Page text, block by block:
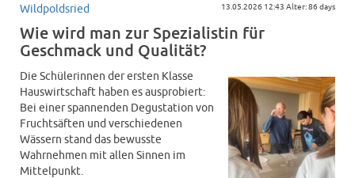
Wildpoldsried
13.05.2026 12:43 Alter: 86 days
Wie wird man zur Spezialistin für
Geschmack und Qualität?
Die Schülerinnen der ersten Klasse
Hauswirtschaft haben es ausprobiert:
Bei einer spannenden Degustation von
Fruchtsäften und verschiedenen
Wässern stand das bewusste
Wahrnehmen mit allen Sinnen im
Mittelpunkt.